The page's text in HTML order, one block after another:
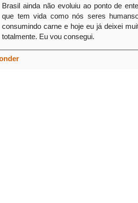
Brasil ainda não evoluiu ao ponto de
que tem vida como nós seres
consumindo carne e hoje eu já deixei
totalmente. Eu vou consegui.